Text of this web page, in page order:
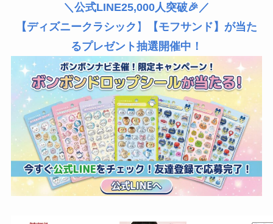
＼公式LINE25,000人突破🎉／
【ディズニークラシック 】
【モフサンド】が当た
るプレゼント抽選開催中！